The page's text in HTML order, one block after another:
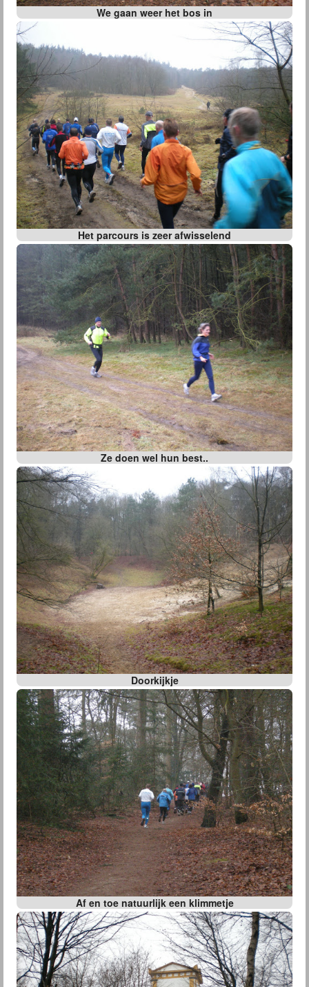
We gaan weer het bos in
Het parcours is zeer afwisselend
Ze doen wel hun best..
Doorkijkje
Af en toe natuurlijk een klimmetje